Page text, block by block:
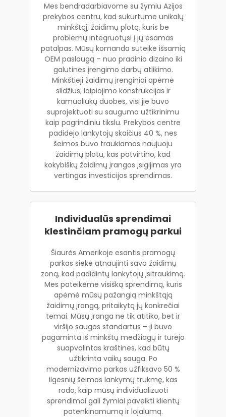
Mes bendradarbiavome su žymiu Azijos
prekybos centru, kad sukurtume unikalų
minkštąjį žaidimų plotą, kuris be
problemų integruotųsi į jų esamas
patalpas. Mūsų komanda suteikė išsamią
OEM paslaugą – nuo pradinio dizaino iki
galutinės įrengimo darbų atlikimo.
Minkštieji žaidimų įrenginiai apėmė
slidžius, laipiojimo konstrukcijas ir
kamuoliukų duobes, visi jie buvo
suprojektuoti su saugumo užtikrinimu
kaip pagrindiniu tikslu. Prekybos centre
padidėjo lankytojų skaičius 40 %, nes
šeimos buvo traukiamos naujuoju
žaidimų plotu, kas patvirtino, kad
kokybiškų žaidimų įrangos įsigijimas yra
vertingas investicijos sprendimas.
Individualūs sprendimai
klestinčiam pramogų parkui
Šiaurės Amerikoje esantis pramogų
parkas siekė atnaujinti savo žaidimų
zoną, kad padidintų lankytojų įsitraukimą.
Mes pateikėme visišką sprendimą, kuris
apėmė mūsų pažangią minkštąją
žaidimų įrangą, pritaikytą jų konkrečiai
temai. Mūsų įranga ne tik atitiko, bet ir
viršijo saugos standartus – ji buvo
pagaminta iš minkštų medžiagų ir turėjo
suapvalintas kraštines, kad būtų
užtikrinta vaikų sauga. Po
modernizavimo parkas užfiksavo 50 %
ilgesnių šeimos lankymų trukmę, kas
rodo, kaip mūsų individualizuoti
sprendimai gali žymiai paveikti klientų
patenkinamumą ir lojalumą.